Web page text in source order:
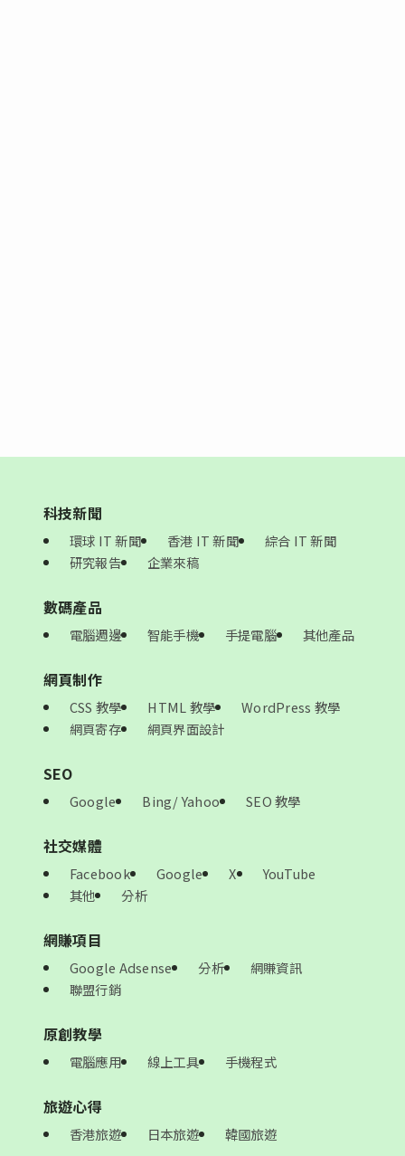
科技新聞
環球 IT 新聞 香港 IT 新聞
綜合 IT 新聞
研究報告
企業來稿
數碼產品
電腦週邊 智能手機 手提電腦 其他產品
網頁制作
CSS 教學 HTML 教學
WordPress 教學
網頁寄存
網頁界面設計
SEO
Google Bing/ Yahoo SEO 教學
社交媒體
Facebook Google X
YouTube
其他
分析
網賺項目
Google Adsense 分析
網賺資訊
聯盟行銷
原創教學
電腦應用 線上工具 手機程式
旅遊心得
香港旅遊 日本旅遊 韓國旅遊